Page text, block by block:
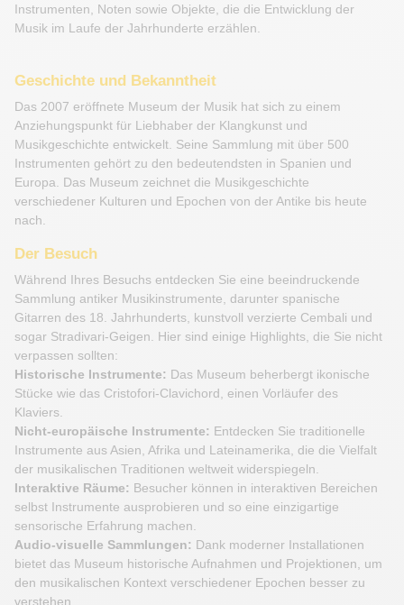
Instrumenten, Noten sowie Objekte, die die Entwicklung der
Musik im Laufe der Jahrhunderte erzählen.
Geschichte und Bekanntheit
Das 2007 eröffnete Museum der Musik hat sich zu einem
Anziehungspunkt für Liebhaber der Klangkunst und
Musikgeschichte entwickelt. Seine Sammlung mit über 500
Instrumenten gehört zu den bedeutendsten in Spanien und
Europa. Das Museum zeichnet die Musikgeschichte
verschiedener Kulturen und Epochen von der Antike bis heute
nach.
Der Besuch
Während Ihres Besuchs entdecken Sie eine beeindruckende
Sammlung antiker Musikinstrumente, darunter spanische
Gitarren des 18. Jahrhunderts, kunstvoll verzierte Cembali und
sogar Stradivari-Geigen. Hier sind einige Highlights, die Sie nicht
verpassen sollten:
Historische Instrumente: Das Museum beherbergt ikonische
Stücke wie das Cristofori-Clavichord, einen Vorläufer des
Klaviers.
Nicht-europäische Instrumente: Entdecken Sie traditionelle
Instrumente aus Asien, Afrika und Lateinamerika, die die Vielfalt
der musikalischen Traditionen weltweit widerspiegeln.
Interaktive Räume: Besucher können in interaktiven Bereichen
selbst Instrumente ausprobieren und so eine einzigartige
sensorische Erfahrung machen.
Audio-visuelle Sammlungen: Dank moderner Installationen
bietet das Museum historische Aufnahmen und Projektionen, um
den musikalischen Kontext verschiedener Epochen besser zu
verstehen.